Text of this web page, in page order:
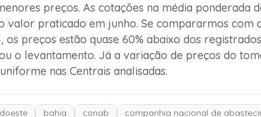
preços. As cotações na média ponderada
valor praticado em junho. Se compararmos com
os preços estão quase 60% abaixo dos
o levantamento. Já a variação de preços do
nas Centrais analisadas.
bahia conab
companhia nacional de